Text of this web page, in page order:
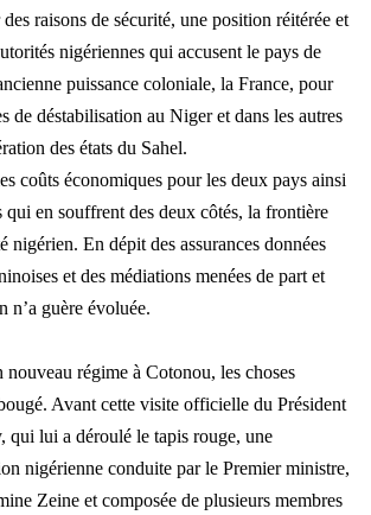
raisons de sécurité, une position réitérée et
nigériennes qui accusent le pays de
puissance coloniale, la France, pour
de déstabilisation au Niger et dans les autres
des états du Sahel.
coûts économiques pour les deux pays ainsi
qui en souffrent des deux côtés, la frontière
nigérien. En dépit des assurances données
et des médiations menées de part et
n’a guère évoluée.
nouveau régime à Cotonou, les choses
Avant cette visite officielle du Président
qui lui a déroulé le tapis rouge, une
nigérienne conduite par le Premier ministre,
Zeine et composée de plusieurs membres